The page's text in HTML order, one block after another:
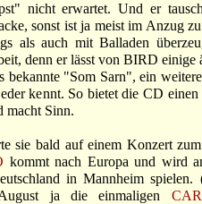
nicht erwartet. Und er
sonst ist ja meist im Anzug
als auch mit Balladen
denn er lässt von BIRD einige
bekannte "Som Sarn", ein
kennt. So bietet die CD
macht Sinn.
sie bald auf einem Konzert
kommt nach Europa und wird
in Mannheim spielen.
ja die einmaligen